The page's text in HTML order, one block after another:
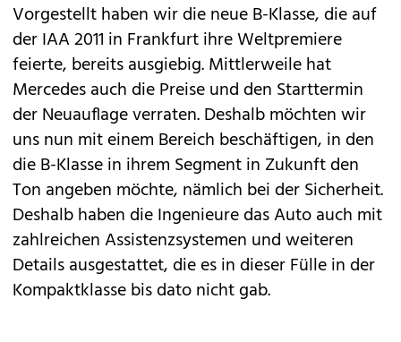
Vorgestellt haben wir dieneue B-Klasse, die auf
derIAA 2011 in Frankfurt ihre Weltpremiere
feierte, bereits ausgiebig. Mittlerweile hat
Mercedesauch diePreise und den Starttermin
der Neuauflage verraten. Deshalb möchten wir
uns nun mit einem Bereich beschäftigen, in den
die B-Klasse in ihrem Segment in Zukunft den
Ton angeben möchte, nämlich bei der Sicherheit.
Deshalb haben die Ingenieure das Auto auch mit
zahlreichen Assistenzsystemen und weiteren
Details ausgestattet, die es in dieser Fülle in der
Kompaktklasse bis dato nicht gab.